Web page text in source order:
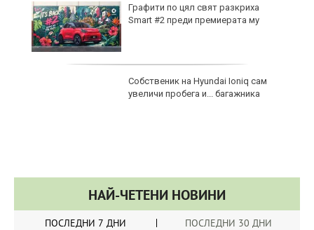
Графити по цял свят разкриха
Smart #2 преди премиерата му
Собственик на Hyundai Ioniq сам
увеличи пробега и... багажника
НАЙ-ЧЕТЕНИ НОВИНИ
ПОСЛЕДНИ 7 ДНИ ПОСЛЕДНИ 30 ДНИ